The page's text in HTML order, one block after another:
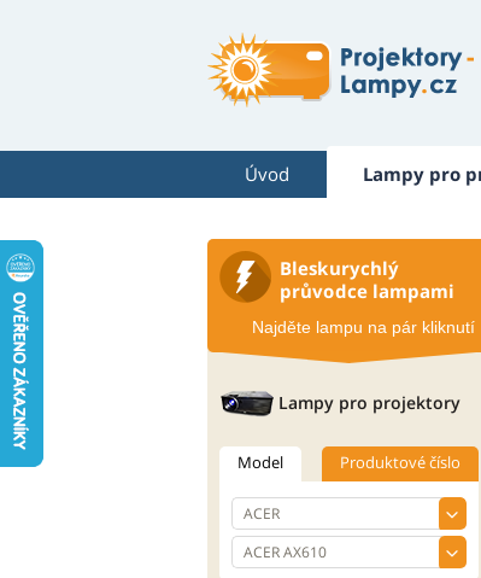
Úvod Lampy pro
Bleskurychlý
průvodce lampami
Najděte lampu na pár kliknutí
Lampy pro projektory
Model Produktové číslo